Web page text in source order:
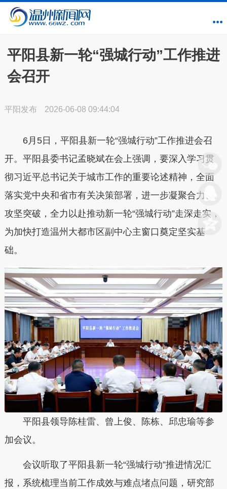
平阳县新一轮“强城行动”工作推进
会召开
平阳发布 2026-06-08 09:44:04
6月5日，平阳县新一轮“强城行动”工作推进会召
开。平阳县委书记孟晓斌在会上强调，要深入学习贯
彻习近平总书记关于城市工作的重要论述精神，全面
落实党中央和省市有关决策部署，进一步凝聚合力、
攻坚突破，全力以赴推动新一轮“强城行动”走深走实，
为加快打造温州大都市区副中心主窗口奠定坚实基
础。
平阳县领导陈桂雷、曾上俊、陈栋、邱忠瑜等参
加会议。
会议听取了平阳县新一轮“强城行动”推进情况汇
报，系统梳理当前工作成效与难点堵点问题，研究部